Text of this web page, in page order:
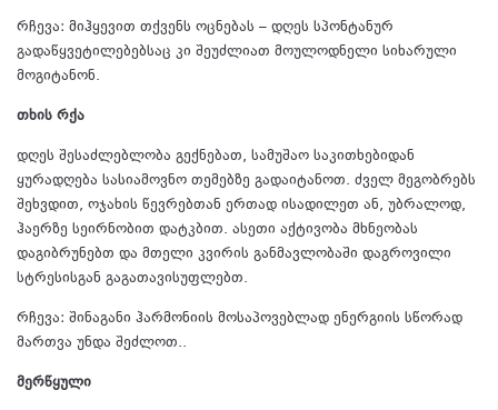
რჩევა: მიჰყევით თქვენს ოცნებას – დღეს სპონტანურ
გადაწყვეტილებებსაც კი შეუძლიათ მოულოდნელი სიხარული
მოგიტანონ.
თხის რქა
დღეს შესაძლებლობა გექნებათ, სამუშაო საკითხებიდან
ყურადღება სასიამოვნო თემებზე გადაიტანოთ. ძველ მეგობრებს
შეხვდით, ოჯახის წევრებთან ერთად ისადილეთ ან, უბრალოდ,
ჰაერზე სეირნობით დატკბით. ასეთი აქტივობა მხნეობას
დაგიბრუნებთ და მთელი კვირის განმავლობაში დაგროვილი
სტრესისგან გაგათავისუფლებთ.
რჩევა: შინაგანი ჰარმონიის მოსაპოვებლად ენერგიის სწორად
მართვა უნდა შეძლოთ..
მერწყული